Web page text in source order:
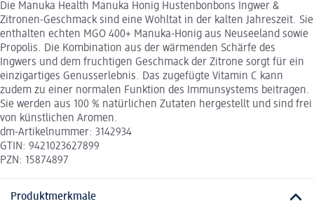
Die Manuka Health Manuka Honig Hustenbonbons Ingwer &
Zitronen-Geschmack sind eine Wohltat in der kalten Jahreszeit. Sie
enthalten echten MGO 400+ Manuka-Honig aus Neuseeland sowie
Propolis. Die Kombination aus der wärmenden Schärfe des
Ingwers und dem fruchtigen Geschmack der Zitrone sorgt für ein
einzigartiges Genusserlebnis. Das zugefügte Vitamin C kann
zudem zu einer normalen Funktion des Immunsystems beitragen.
Sie werden aus 100 % natürlichen Zutaten hergestellt und sind frei
von künstlichen Aromen.
dm-Artikelnummer: 3142934
GTIN: 9421023627899
PZN: 15874897
Produktmerkmale